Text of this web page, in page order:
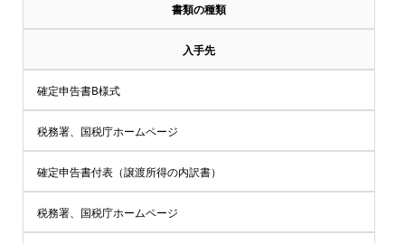
書類の種類
入手先
確定申告書B様式
税務署、国税庁ホームページ
確定申告書付表（譲渡所得の内訳書）
税務署、国税庁ホームページ